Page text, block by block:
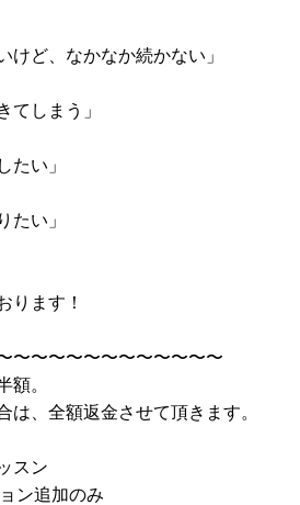
けど、なかなか続かない」
てしまう」
たい」
たい」
ります！
〜〜〜〜〜〜〜〜〜〜〜〜
額。
は、全額返金させて頂きます。
スン
ン追加のみ